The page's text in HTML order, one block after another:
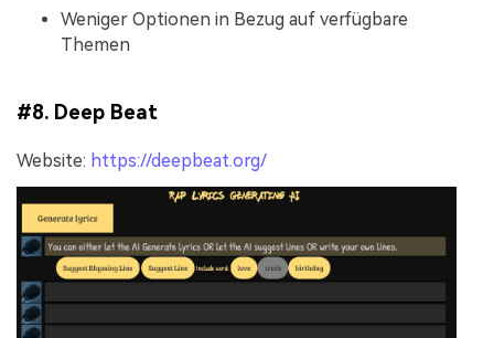
Weniger Optionen in Bezug auf verfügbare
Themen
#8. Deep Beat
Website: https://deepbeat.org/